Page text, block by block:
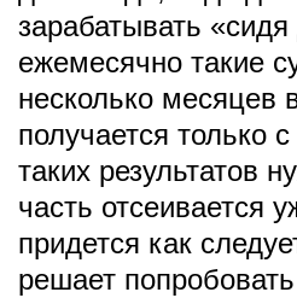
зарабатывать
ежемесячно такие
несколько месяцев
получается только
таких результатов
часть отсеивается
придется как
решает